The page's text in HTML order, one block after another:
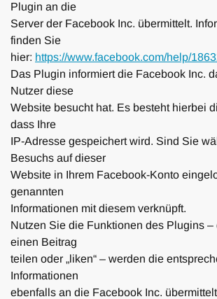
Plugin an die
Server der Facebook Inc. übermittelt.
finden Sie
hier: https://www.facebook.com/help/
Das Plugin informiert die Facebook Inc.
Nutzer diese
Website besucht hat. Es besteht hierbei
dass Ihre
IP-Adresse gespeichert wird. Sind Sie
Besuchs auf dieser
Website in Ihrem Facebook-Konto
genannten
Informationen mit diesem verknüpft.
Nutzen Sie die Funktionen des Plugins
einen Beitrag
teilen oder „liken“ – werden die
Informationen
ebenfalls an die Facebook Inc.